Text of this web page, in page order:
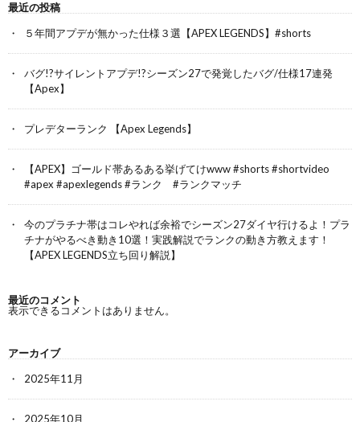
最近の投稿
５年間アプデが無かった仕様３選【APEX LEGENDS】#shorts
バグ!?サイレントアプデ!?シーズン27で発覚したバグ/仕様17連発
【Apex】
プレデターランク 【Apex Legends】
【APEX】ゴールド帯あるある挙げてけwww #shorts #shortvideo
#apex #apexlegends #ランク #ランクマッチ
今のプラチナ帯はコレやれば余裕でシーズン27ダイヤ行けるよ！プラ
チナがやるべき動き10選！実践解説でランクの動き方教えます！
【APEX LEGENDS立ち回り解説】
最近のコメント
表示できるコメントはありません。
アーカイブ
2025年11月
2025年10月